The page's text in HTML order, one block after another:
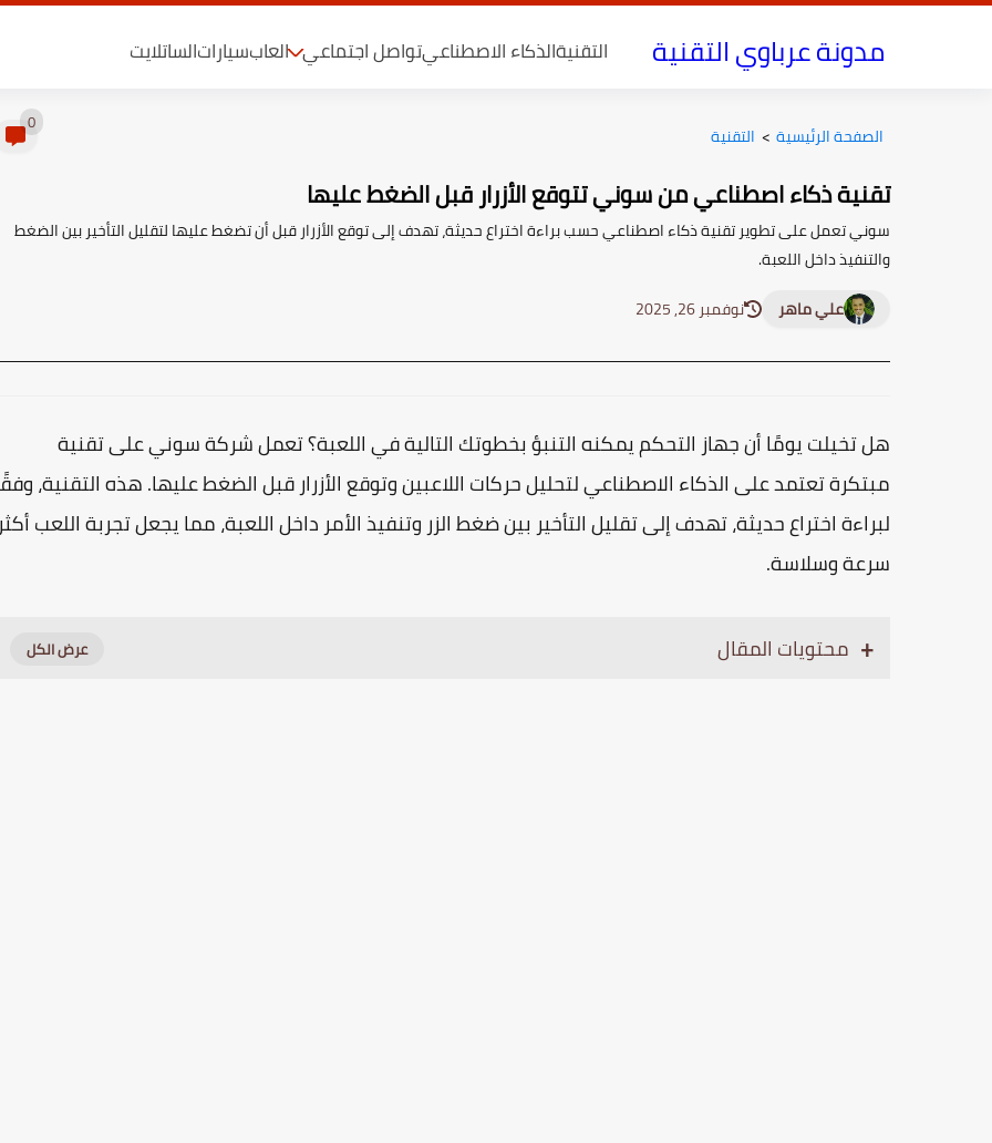
مدونة عرباوي التقنية التقنيةالذكاء الاصطناعيتواصل اجتماعي العابسياراتالساتلايت
الصفحة الرئيسية > التقنية 0
تقنية ذكاء اصطناعي من سوني تتوقع الأزرار قبل الضغط عليها
سوني تعمل على تطوير تقنية ذكاء اصطناعي حسب براءة اختراع حديثة، تهدف إلى توقع الأزرار قبل أن تضغط عليها لتقليل التأخير بين الضغط
والتنفيذ داخل اللعبة.
علي ماهر
نوفمبر 26, 2025
هل تخيلت يومًا أن جهاز التحكم يمكنه التنبؤ بخطوتك التالية في اللعبة؟ تعمل شركةسونيعلى تقنية
مبتكرة تعتمد على الذكاء الاصطناعي لتحليل حركات اللاعبين وتوقع الأزرار قبل الضغط عليها. هذه التقنية،
لبراءة اختراع حديثة، تهدف إلى تقليل التأخير بين ضغط الزر وتنفيذ الأمر داخل اللعبة، مما يجعل تجربة اللعب أكثر
سرعة وسلاسة.
محتويات المقال